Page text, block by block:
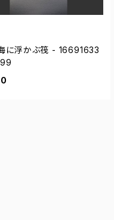
に浮かぶ筏 - 16691633